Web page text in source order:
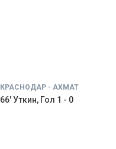
КРАСНОДАР - АХМАТ
66' Уткин, Гол 1 - 0